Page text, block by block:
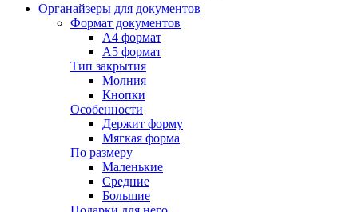
Органайзеры для документов
Формат документов
А4 формат
А5 формат
Тип закрытия
Молния
Кнопки
Особенности
Держит форму
Мягкая форма
По размеру
Маленькие
Средние
Большие